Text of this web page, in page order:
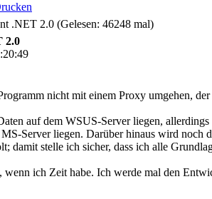
.NET 2.0 (Gelesen: 46248 mal)
2.0
nicht mit einem Proxy umgehen,
auf dem WSUS-Server liegen,
Server liegen. Darüber hinaus wird
damit stelle ich sicher, dass ich alle
wenn ich Zeit habe. Ich werde mal den